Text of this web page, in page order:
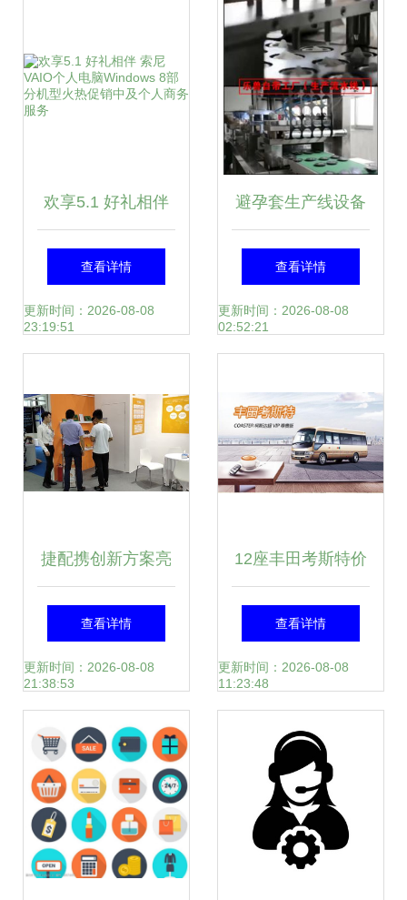
欢享5.1 好礼相伴
索尼VAIO个人电脑
Windows 8部分机
人商务服务
查看详情
更新时间：2026-08-08
23:19:51
避孕套生产线设备
曝光与摄影扩印服
务的关系解析
查看详情
更新时间：2026-08-08
02:52:21
捷配携创新方案亮
相2019第六届深圳
国际电路板采购展
览会，引领个人商
务服务新风尚
查看详情
更新时间：2026-08-08
21:38:53
12座丰田考斯特价
格与最新报价详
解，如何满足商务
查看详情
更新时间：2026-08-08
11:23:48